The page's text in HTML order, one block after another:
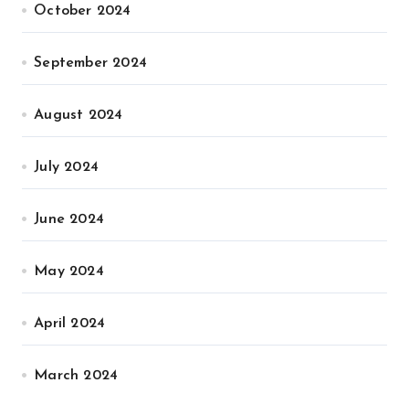
October 2024
September 2024
August 2024
July 2024
June 2024
May 2024
April 2024
March 2024